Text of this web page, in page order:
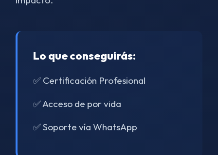
Lo que conseguirás:
✅ Certificación Profesional
✅ Acceso de por vida
✅ Soporte vía WhatsApp